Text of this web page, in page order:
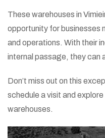
These warehouses in
opportunity for businesses
and operations. With their
internal passage, they can
Don’t miss out on this
schedule a visit and
warehouses.